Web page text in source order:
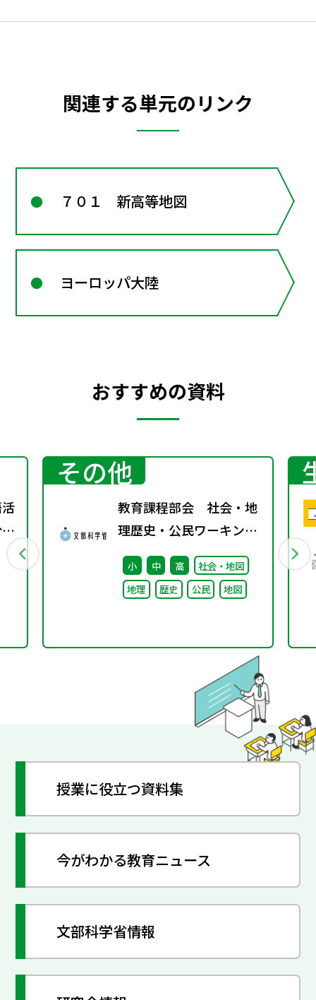
関連する単元のリンク
７０１ 新高等地図
ヨーロッパ大陸
おすすめの資料
その他
教育課程部会 社会・地
理歴史・公民ワーキング
（第3回） 配付資料
小 中 高
社会・地図
地理
歴史 公民 地図
授業に役立つ資料集
今がわかる教育ニュース
文部科学省情報